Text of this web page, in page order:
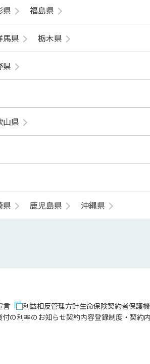
県 福島県
馬県 栃木県
県
山県
県 鹿児島県 沖縄県
言 利益相反管理方針生命保険契約者保護
の利率のお知らせ契約内容登録制度・契約